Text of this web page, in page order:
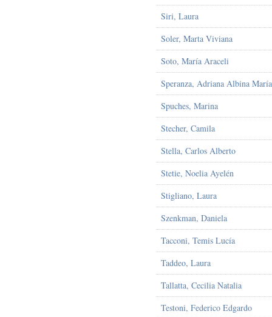
Siri, Laura
Soler, Marta Viviana
Soto, María Araceli
Speranza, Adriana Albina María
Spuches, Marina
Stecher, Camila
Stella, Carlos Alberto
Stetie, Noelia Ayelén
Stigliano, Laura
Szenkman, Daniela
Tacconi, Temis Lucía
Taddeo, Laura
Tallatta, Cecilia Natalia
Testoni, Federico Edgardo